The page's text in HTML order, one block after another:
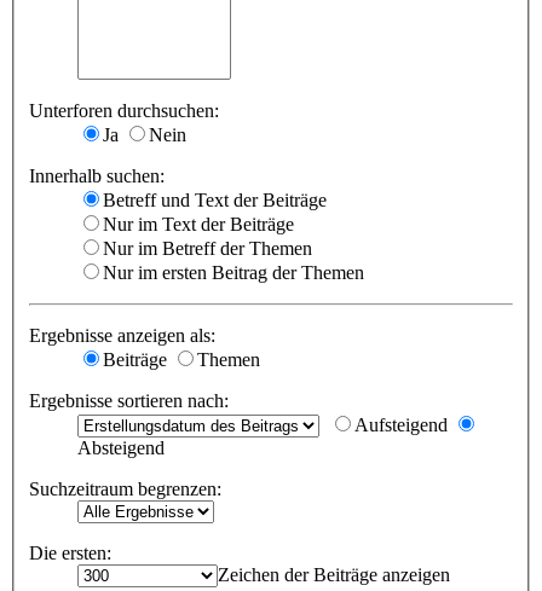
Unterforen durchsuchen:
Ja
Nein
Innerhalb suchen:
Betreff und Text der Beiträge
Nur im Text der Beiträge
Nur im Betreff der Themen
Nur im ersten Beitrag der Themen
Ergebnisse anzeigen als:
Beiträge
Themen
Ergebnisse sortieren nach:
Aufsteigend
Absteigend
Suchzeitraum begrenzen:
Die ersten:
Zeichen der Beiträge anzeigen